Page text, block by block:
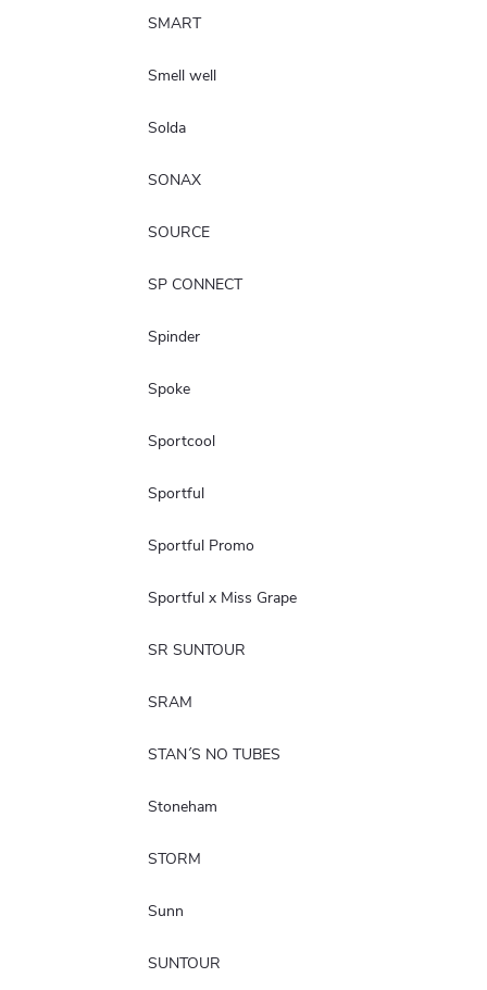
SMART
Smell well
Solda
SONAX
SOURCE
SP CONNECT
Spinder
Spoke
Sportcool
Sportful
Sportful Promo
Sportful x Miss Grape
SR SUNTOUR
SRAM
STAN´S NO TUBES
Stoneham
STORM
Sunn
SUNTOUR